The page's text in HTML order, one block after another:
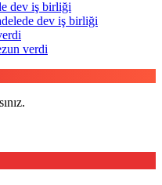
dev iş birliği
verdi